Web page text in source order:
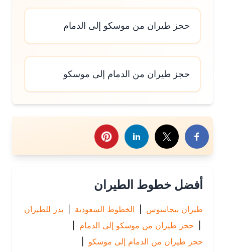
حجز طيران من موسكو إلى الدمام
حجز طيران من الدمام إلى موسكو
هذا الموضوع
أفضل خطوط الطيران
طيران بيجاسوس | الخطوط السعودية | بدر للطيران
حجز طيران من موسكو إلى الدمام
|
حجز طيران من الدمام إلى موسكو |